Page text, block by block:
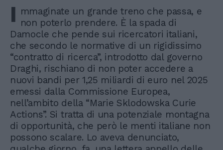
I mmaginate un grande treno che passa, e
non poterlo prendere. È la spada di
Damocle che pende sui ricercatori italiani,
che secondo le normative di un rigidissimo
“contratto di ricerca”, introdotto dal governo
Draghi, rischiano di non poter accedere a
nuovi bandi per 1,25 miliardi di euro nel 2025
emessi dalla Commissione Europea,
nell’ambito della “Marie Sklodowska Curie
Actions”. Si tratta di una potenziale montagna
di opportunità, che però le menti italiane non
possono scalare. Lo aveva denunciato,